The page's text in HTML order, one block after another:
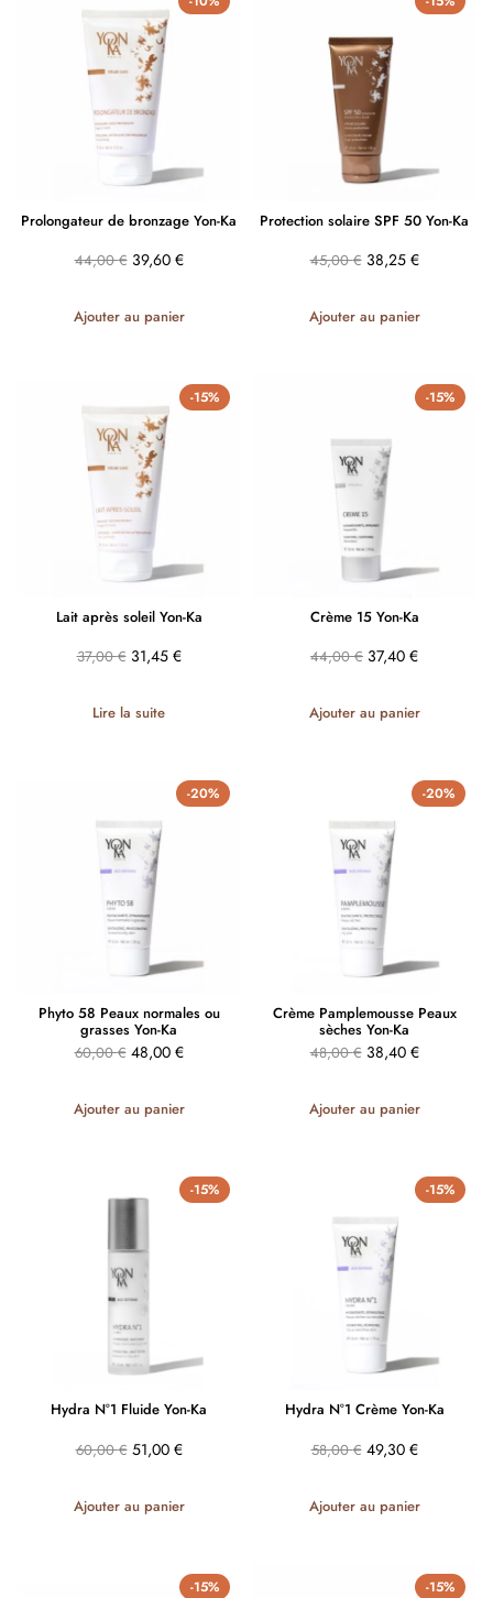
Prolongateur de bronzage Yon-Ka
44,00€ 39,60 €
Ajouter au panier
Protection solaire SPF 50 Yon-Ka
45,00€ 38,25 €
Ajouter au panier
-15%
Lait après soleil Yon-Ka
37,00€ 31,45 €
Lire la suite
-15%
Crème 15 Yon-Ka
44,00€ 37,40 €
Ajouter au panier
-20%
Phyto 58 Peaux normales ou
grasses Yon-Ka
60,00€ 48,00 €
Ajouter au panier
-20%
Crème Pamplemousse Peaux
sèches Yon-Ka
48,00€ 38,40 €
Ajouter au panier
-15%
Hydra N°1 Fluide Yon-Ka
60,00€ 51,00 €
Ajouter au panier
-15%
Hydra N°1 Crème Yon-Ka
58,00€ 49,30 €
Ajouter au panier
-15% -15%